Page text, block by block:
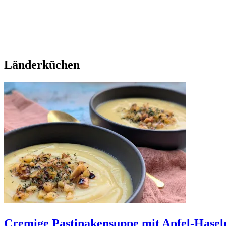
Länderküchen
Cremige Pastinakensuppe mit Apfel-